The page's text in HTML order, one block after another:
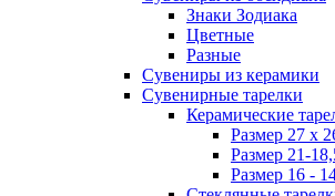
Знаки Зодиака
Цветные
Разные
Сувениры из керамики
Сувенирные тарелки
Керамические
Размер 27 х
Размер 21-
Размер 16 -